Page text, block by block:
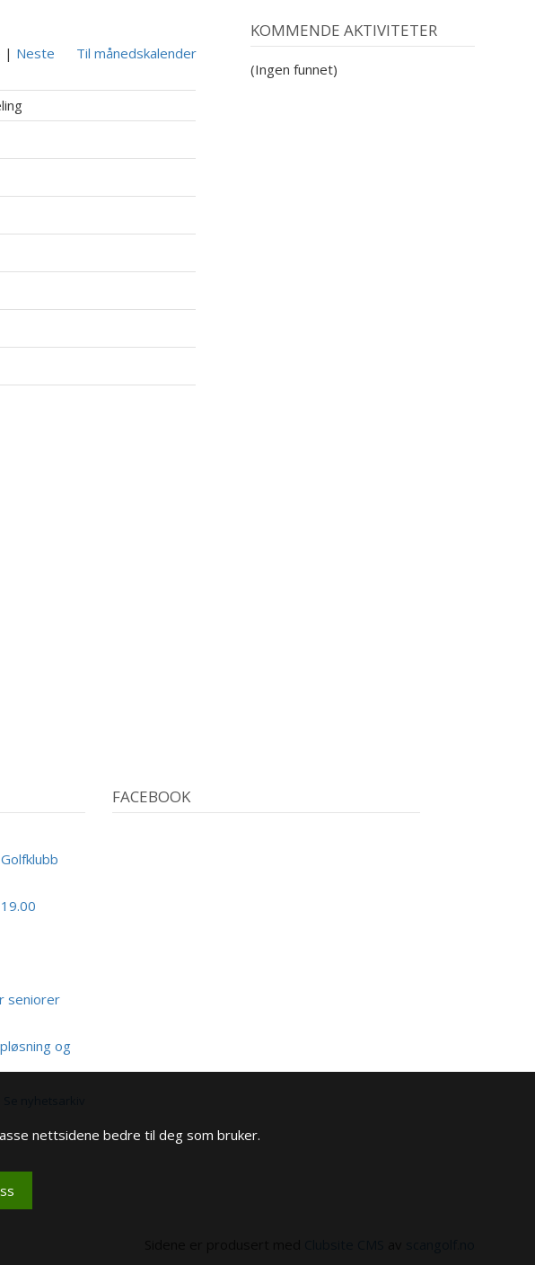
| Neste Til månedskalender
KOMMENDE AKTIVITETER
(Ingen funnet)
seniorer
og
FACEBOOK
nettsidene bedre til deg som bruker.